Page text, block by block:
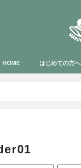
HOME はじめての方へ